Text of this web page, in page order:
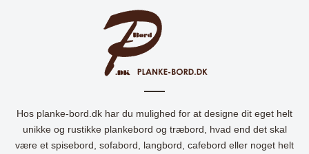
Hos planke-bord.dk har du mulighed for at designe dit eget helt
unikke og rustikke plankebord og træbord, hvad end det skal
være et spisebord, sofabord, langbord, cafebord eller noget helt